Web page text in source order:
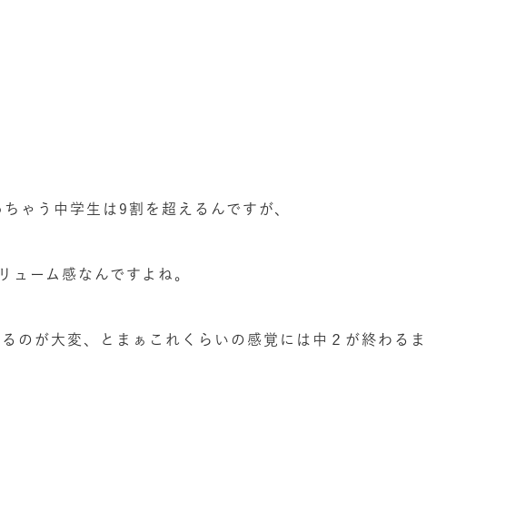
ゃう中学生は9割を超えるんですが、
ーム感なんですよね。
のが大変、とまぁこれくらいの感覚には中２が終わるま